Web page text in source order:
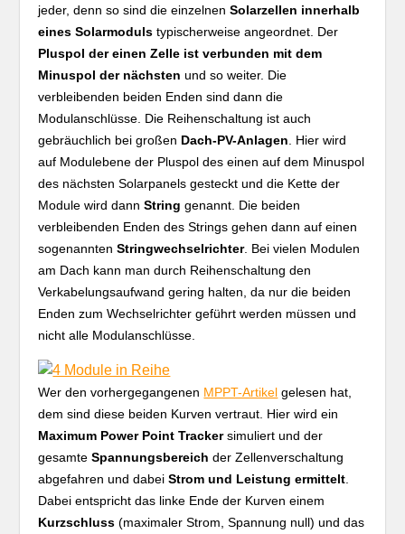
jeder, denn so sind die einzelnenSolarzellen innerhalb
eines Solarmoduls typischerweise angeordnet. Der
Pluspol der einen Zelle ist verbunden mit dem
Minuspol der nächsten und so weiter. Die
verbleibenden beiden Enden sind dann die
Modulanschlüsse. Die Reihenschaltung ist auch
gebräuchlich bei großen Dach-PV-Anlagen . Hier wird
auf Modulebene der Pluspol des einen auf dem Minuspol
des nächsten Solarpanels gesteckt und die Kette der
Module wird dannString genannt. Die beiden
verbleibenden Enden des Strings gehen dann auf einen
sogenanntenStringwechselrichter. Bei vielen Modulen
am Dach kann man durch Reihenschaltung den
Verkabelungsaufwand gering halten, da nur die beiden
Enden zum Wechselrichter geführt werden müssen und
nicht alle Modulanschlüsse.
Wer den vorhergegangenen MPPT-Artikel gelesen hat,
dem sind diese beiden Kurven vertraut. Hier wird ein
Maximum Power Point Trackersimuliert und der
gesamteSpannungsbereich der Zellenverschaltung
abgefahren und dabeiStrom und Leistung ermittelt
Dabei entspricht das linke Ende der Kurven einem
Kurzschluss (maximaler Strom, Spannung null) und das